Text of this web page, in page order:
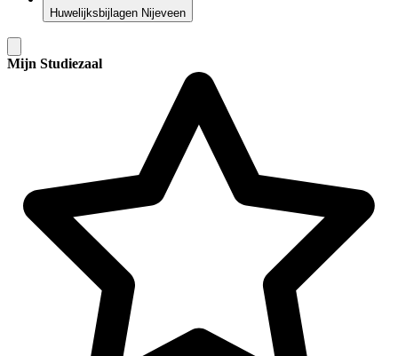
Huwelijksbijlagen Nijeveen
Mijn Studiezaal